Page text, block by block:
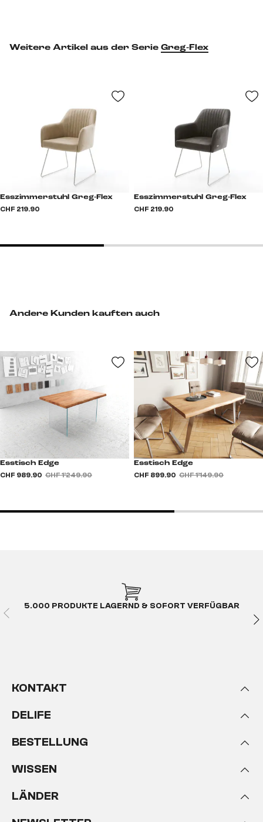
Andere Kunden kauften auch
Esstisch Edge
CHF 989.90 CHF 1’249.90
Esstisch Edge
CHF 899.90 CHF 1’149.90
Weitere Artikel aus der Serie Greg-Flex
Esszimmerstuhl Greg-Flex
CHF 219.90
Esszimmerstuhl Greg-Flex
CHF 219.90
5.000 PRODUKTE LAGERND & SOFORT VERFÜGBAR
KONTAKT
DELIFE
BESTELLUNG
WISSEN
LÄNDER